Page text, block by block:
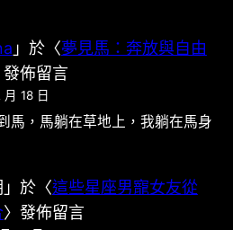
」於〈夢見馬：奔放與自由
發佈留言
18 日
馬，馬躺在草地上，我躺在馬身
」於〈這些星座男寵女友從
〉發佈留言